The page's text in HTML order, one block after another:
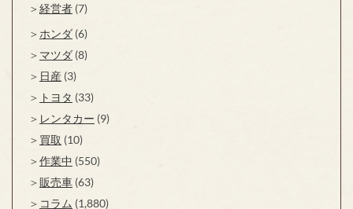
経営者 (7)
ホンダ (6)
マツダ (8)
日産 (3)
トヨタ (33)
レンタカー (9)
買取 (10)
作業中 (550)
販売車 (63)
コラム (1,880)